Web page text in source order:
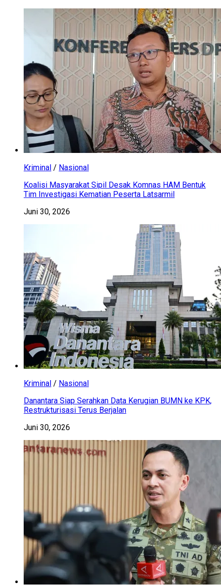
Kriminal / Nasional
Koalisi Masyarakat Sipil Desak Komnas HAM Bentuk
Tim Investigasi Kematian Peserta Latsarmil
Juni 30, 2026
Kriminal / Nasional
Danantara Siap Serahkan Data Kerugian BUMN ke KPK,
Restrukturisasi Terus Berjalan
Juni 30, 2026